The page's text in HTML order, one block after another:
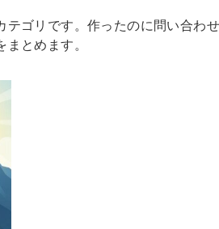
ゴリです。作ったのに問い合わ
とめます。